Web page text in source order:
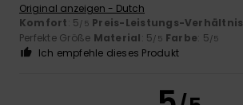
Original anzeigen - Dutch
Komfort: 5/5 Preis-Leistungs-Verhältnis
Perfekte Größe Material: 5/5 Farbe: 5/5
Ich empfehle dieses Produkt